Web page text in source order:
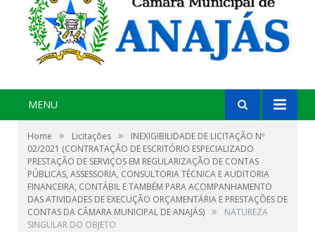
MENU
Home » Licitações »
INEXIGIBILIDADE DE LICITAÇÃO Nº
02/2021 (CONTRATAÇÃO DE ESCRITÓRIO ESPECIALIZADO
PRESTAÇÃO DE SERVIÇOS EM REGULARIZAÇÃO DE CONTAS
PÚBLICAS, ASSESSORIA, CONSULTORIA TÉCNICA E AUDITORIA
FINANCEIRA, CONTÁBIL E TAMBÉM PARA ACOMPANHAMENTO
DAS ATIVIDADES DE EXECUÇÃO ORÇAMENTÁRIA E PRESTAÇÕES DE
CONTAS DA CÂMARA MUNICIPAL DE ANAJÁS) »
NATUREZA
SINGULAR DO OBJETO